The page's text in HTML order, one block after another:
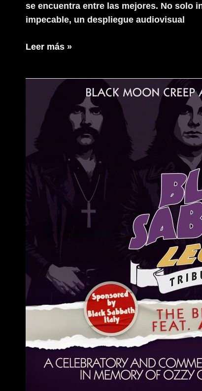
se encuentra entre las mejores. No solo
impecable, un despliegue audiovisual
The
Floyd
Live
Experience
Leer más »